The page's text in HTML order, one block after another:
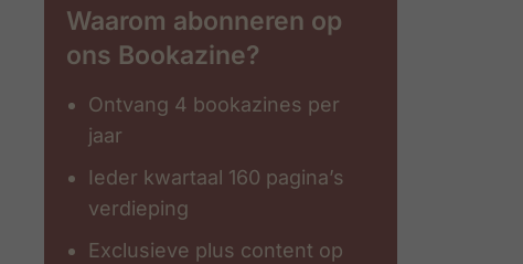
Waarom abonneren op
ons Bookazine?
Ontvang 4 bookazines per
jaar
Ieder kwartaal 160 pagina’s
verdieping
Exclusieve plus content op